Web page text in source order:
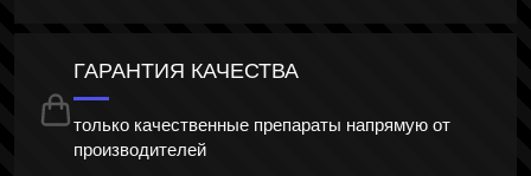
ГАРАНТИЯ КАЧЕСТВА
только качественные препараты напрямую от
производителей